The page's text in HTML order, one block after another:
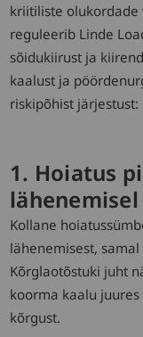
kriitiliste olukordade
reguleerib Linde
sõidukiirust ja
kaalust ja
riskipõhist järjestust:
1. Hoiatus
lähenemisel
Kollane
lähenemisest,
Kõrglaotõstuki juht
koorma kaalu
kõrgust.